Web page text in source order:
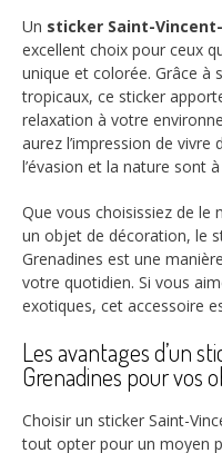
Un sticker Saint-
excellent choix pour ceux
unique et colorée. Grâce à
tropicaux, ce sticker
relaxation à votre
aurez l’impression de vivre
l’évasion et la nature sont
Que vous choisissiez de le
un objet de décoration, le
Grenadines est une
votre quotidien. Si vous
exotiques, cet accessoire
Les avantages d’un
Grenadines pour vos
Choisir un sticker Saint-
tout opter pour un moyen